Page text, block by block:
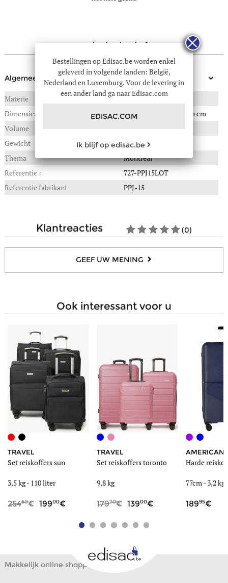
technische info
Algemeen
Materie
POLYPROPYLEEN
Dimensies
50(B) x 30(L) x 76(H) in cm
Volume
Gewicht
10,000 kg
Thema
Montreal
Referentie :
727-PPJ15LOT
Referentie fabrikant
PPJ-15
klantreacties (0)
GEEF UW MENING
ook interessant voor u
TRAVEL
Set reiskoffers sun
3,5 kg- 110 liter
25460 19900
TRAVEL
Set reiskoffers toronto
9,8 kg
17970 13900
AMERICAN
Harde
77cm - 3,2 kg
18995
Makkelijk online shoppen
Bestellingen op Edisac.be worden enkel
geleverd in volgende landen: België,
Nederland en Luxemburg. Voor de levering in
een ander land ga naar Edisac.com
EDISAC.COM
Ik blijf op edisac.be